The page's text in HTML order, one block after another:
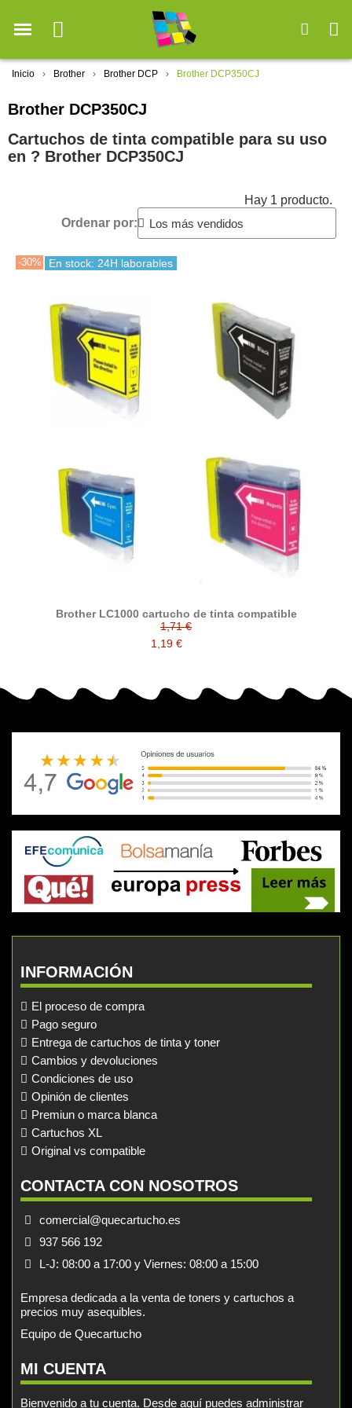
Inicio Brother Brother DCP Brother DCP350CJ
Brother DCP350CJ
Cartuchos de tinta compatible para su uso
en ?️ Brother DCP350CJ
Hay 1 producto.
Ordenar por:
-30% En stock: 24H laborables
Brother LC1000 cartucho de tinta compatible
1,71 €
1,19 €
INFORMACIÓN
El proceso de compra
Pago seguro
Entrega de cartuchos de tinta y toner
Cambios y devoluciones
Condiciones de uso
Opinión de clientes
Premiun o marca blanca
Cartuchos XL
Original vs compatible
CONTACTA CON NOSOTROS
comercial@quecartucho.es
937 566 192
L-J: 08:00 a 17:00 y Viernes: 08:00 a 15:00
Empresa dedicada a la venta de toners y cartuchos a
precios muy asequibles.
Equipo de Quecartucho
MI CUENTA
Bienvenido a tu cuenta. Desde aquí puedes administrar